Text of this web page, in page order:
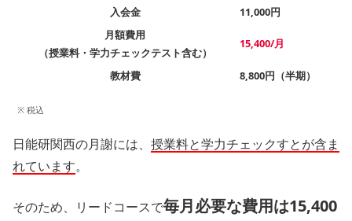
入会金
11,000円
月額費用
（授業料・学力チェックテスト含む）
15,400/月
教材費 8,800円（半期）
※ 税込
日能研関西の月謝には、 授業料と学力チェックすとが含ま
れています。
そのため、リードコースで毎月必要な費用は15,400